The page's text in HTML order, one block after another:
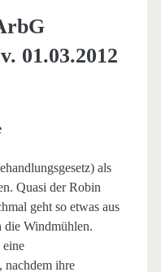
01.03.2012
als
Quasi der Robin
geht so etwas aus
Windmühlen.
eine
nachdem ihre